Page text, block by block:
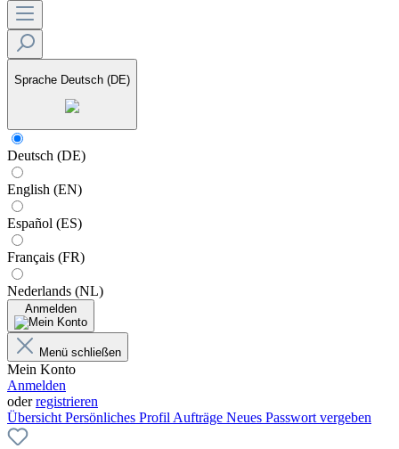
Sprache Deutsch (DE)
Deutsch (DE)
English (EN)
Español (ES)
Français (FR)
Nederlands (NL)
Anmelden
Menü schließen
Mein Konto
Anmelden
oderregistrieren
Übersicht Persönliches Profil Aufträge Neues Passwort vergeben